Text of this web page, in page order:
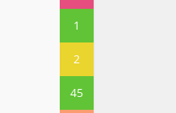
1
2
45